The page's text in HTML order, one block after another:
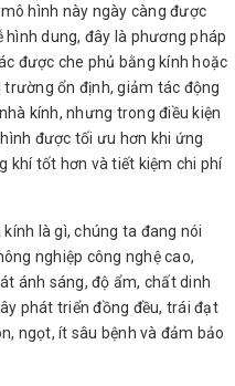
hình này ngày càng được
dung, đây là phương pháp
được che phủ bằng kính hoặc
ổn định, giảm tác động
kính, nhưng trong điều kiện
được tối ưu hơn khi ứng
khí tốt hơn và tiết kiệm chi phí
là gì, chúng ta đang nói
nghiệp công nghệ cao,
ánh sáng, độ ẩm, chất dinh
phát triển đồng đều, trái đạt
ngọt, ít sâu bệnh và đảm bảo